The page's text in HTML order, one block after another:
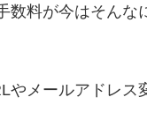
数料が今はそん
メールアドレス